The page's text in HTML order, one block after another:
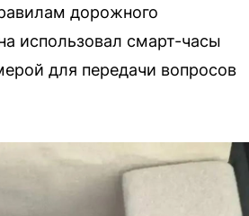
дорожного
использовал смарт-часы
для передачи вопросов